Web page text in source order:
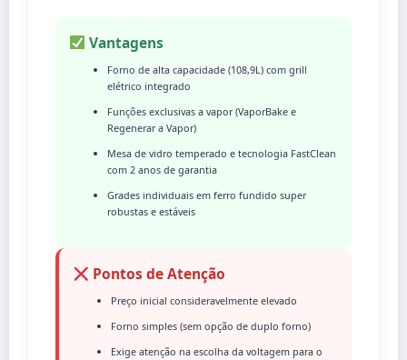
Vantagens
Forno de alta capacidade (108,9L) com grill
elétrico integrado
Funções exclusivas a vapor (VaporBake e
Regenerar a Vapor)
Mesa de vidro temperado e tecnologia FastClean
com 2 anos de garantia
Grades individuais em ferro fundido super
robustas e estáveis
Pontos de Atenção
Preço inicial consideravelmente elevado
Forno simples (sem opção de duplo forno)
Exige atenção na escolha da voltagem para o